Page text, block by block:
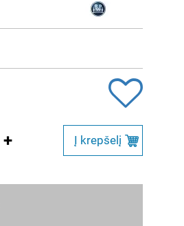
+ Į krepšelį